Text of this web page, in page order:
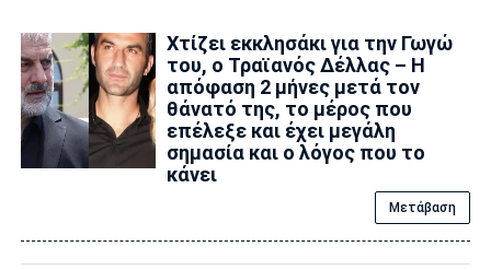
Xτίζει εκκλησάκι για την Γωγώ
του, ο Τραϊανός Δέλλας – Η
απόφαση 2 μήνες μετά τον
θάνατό της, το μέρος που
επέλεξε και έχει μεγάλη
σημασία και ο λόγος που το
κάνει
Μετάβαση